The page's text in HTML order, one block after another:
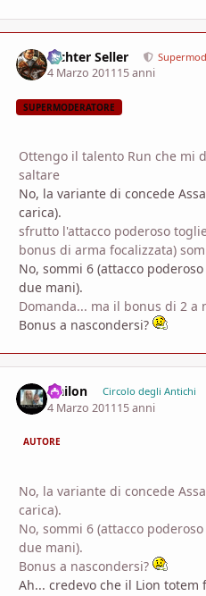
Richter Seller
4 Marzo 201115 anni
SUPERMODERATORE
Ottengo il talento Run che mi
saltare
No, la variante di concede
carica).
sfrutto l'attacco poderoso
bonus di arma focalizzata)
No, sommi 6 (attacco
due mani).
Domanda... ma il bonus di 2 a
Bonus a nascondersi?
Nailon Circolo degli Antichi
4 Marzo 201115 anni
AUTORE
No, la variante di concede
carica).
No, sommi 6 (attacco
due mani).
Bonus a nascondersi?
Ah... credevo che il Lion totem